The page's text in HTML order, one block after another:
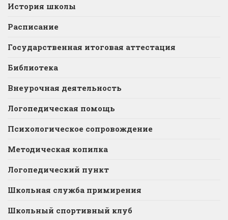
История школы
Расписание
Государственная итоговая аттестация
Библиотека
Внеурочная деятельность
Логопедическая помощь
Психологическое сопровождение
Методическая копилка
Логопедический пункт
Школьная служба примирения
Школьный спортивный клуб